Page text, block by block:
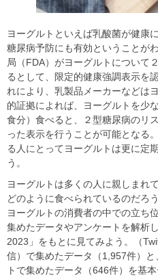
ヨーグルトといえば乳酸菌が健康
糖尿病予防にも有効ということが
局（FDA）がヨーグルトについて
るとして、限定的健康強調表示を
れにより、乳製品メーカーなどは
的証拠によれば、ヨーグルトを少
食分）食べると、２型糖尿病のリ
った表示を行うことが可能となる
る人にとってヨーグルトは更に定
う。
ヨーグルトは多くの人に親しまれ
どのように食べられているのだろ
ヨーグルトの消費者の中での立ち
集めたデータやアンケートを解析
2023」をもとに見てみよう。（
信）で集めたデータ（1,957件）
トで集めたデータ（646件）を基